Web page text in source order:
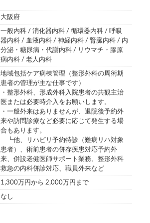
大阪府
一般内科 / 消化器内科 / 循環器内科 / 呼吸
器内科 / 血液内科 / 神経内科 / 腎臓内科 / 内
分泌・糖尿病・代謝内科 / リウマチ・膠原
病内科 / 老人内科
地域包括ケア病棟管理（整形外科の周術期
患者の管理が主な仕事です）
・整形外科、形成外科入院患者の共観主治
医または必要時介入をお願いします。
・一般外来はありませんが、退院後予約外
来や訪問診療など必要に応じて発生する場
合もあります。
┗他、リハビリ予約特診（難病リハ対象
患者）、術前患者の併存疾患対応予約外
来、併設老健医師サポート業務、整形外科
救急の内科併診対応、職員外来など
1,300万円から 2,000万円まで
なし